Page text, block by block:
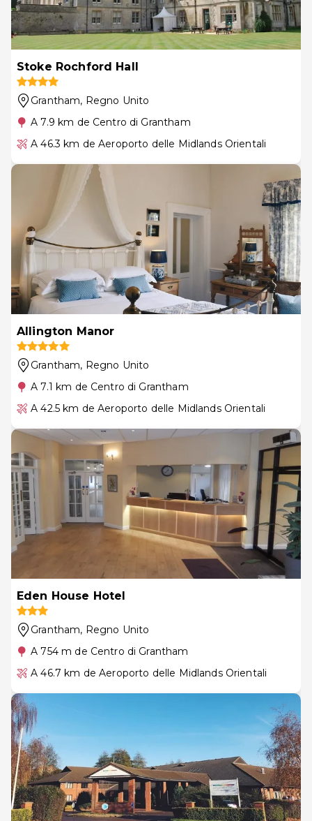
Stoke Rochford Hall
Grantham, Regno Unito
A 7.9 km de Centro di Grantham
A 46.3 km de Aeroporto delle Midlands Orientali
Allington Manor
Grantham, Regno Unito
A 7.1 km de Centro di Grantham
A 42.5 km de Aeroporto delle Midlands Orientali
Eden House Hotel
Grantham, Regno Unito
A 754 m de Centro di Grantham
A 46.7 km de Aeroporto delle Midlands Orientali